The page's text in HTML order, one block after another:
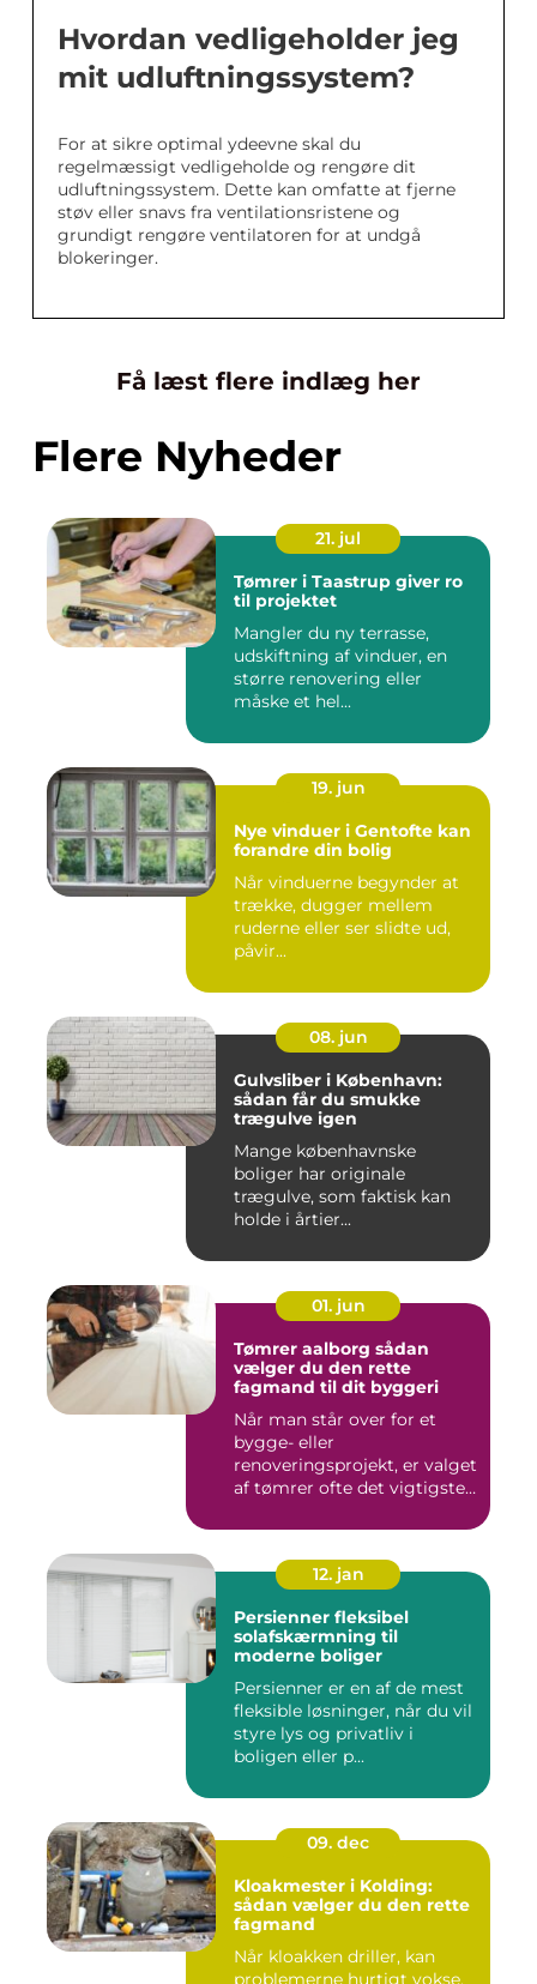
Hvordan vedligeholder jeg
mit udluftningssystem?
For at sikre optimal ydeevne skal du
regelmæssigt vedligeholde og rengøre dit
udluftningssystem. Dette kan omfatte at fjerne
støv eller snavs fra ventilationsristene og
grundigt rengøre ventilatoren for at undgå
blokeringer.
Få læst flere indlæg her
Flere Nyheder
21. jul
Tømrer i Taastrup giver ro
til projektet
Mangler du ny terrasse,
udskiftning af vinduer, en
større renovering eller
måske et hel...
19. jun
Nye vinduer i Gentofte kan
forandre din bolig
Når vinduerne begynder at
trække, dugger mellem
ruderne eller ser slidte ud,
påvir...
08. jun
Gulvsliber i København:
sådan får du smukke
trægulve igen
Mange københavnske
boliger har originale
trægulve, som faktisk kan
holde i årtier...
01. jun
Tømrer aalborg sådan
vælger du den rette
fagmand til dit byggeri
Når man står over for et
bygge- eller
renoveringsprojekt, er valget
af tømrer ofte det vigtigste
12. jan
Persienner fleksibel
solafskærmning til
moderne boliger
Persienner er en af de mest
fleksible løsninger, når du vil
styre lys og privatliv i
boligen eller p...
09. dec
Kloakmester i Kolding:
sådan vælger du den rette
fagmand
Når kloakken driller, kan
problemerne hurtigt vokse.